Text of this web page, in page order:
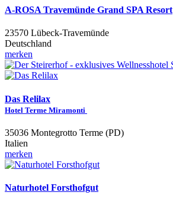
A-ROSA Travemünde Grand SPA Resort
23570 Lübeck-Travemünde
Deutschland
merken
Das Relilax
Hotel Terme Miramonti
35036 Montegrotto Terme (PD)
Italien
merken
Naturhotel Forsthofgut